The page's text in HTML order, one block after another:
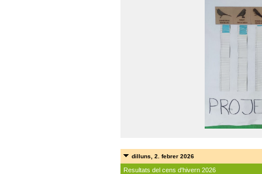
dilluns, 2. febrer 2026
Resultats del cens d'hivern 2026